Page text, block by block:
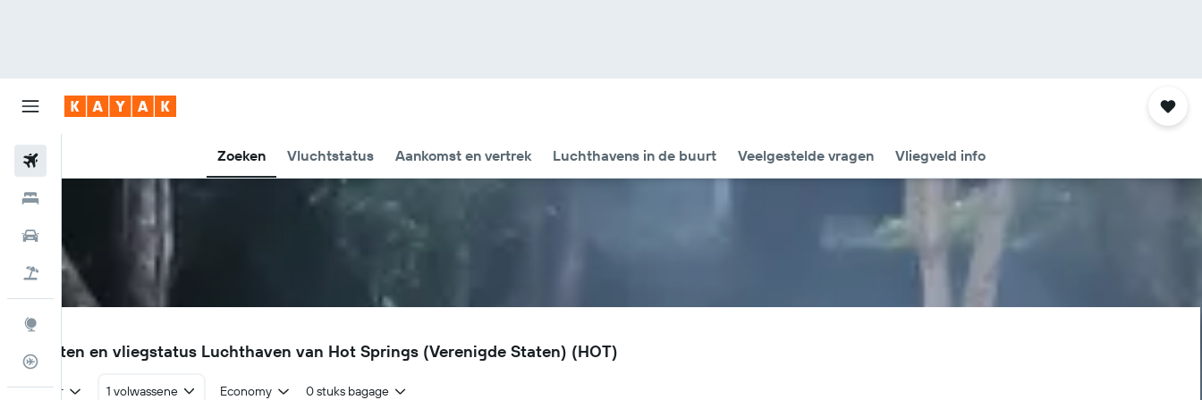
Zoeken Vluchtstatus Aankomst en vertrek Luchthavens in de buurt Veelgestelde vragen Vliegveld info
Pakketreizen
Vluchtstatus info
HOT
Vluchten en vliegstatus Luchthaven van Hot Springs (Verenigde Staten) (HOT)
Retour 1 volwassene Economy 0 stuks bagage